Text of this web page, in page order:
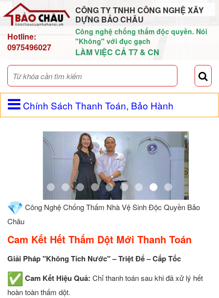
Hotline:
0975496027
CÔNG TY TNHH CÔNG NGHỆ XÂY
DỰNG BẢO CHÂU
Công nghệ chống thấm độc quyền. Nói
"Không" với đục gạch
LÀM VIỆC CẢ T7 & CN
Chính Sách Thanh Toán, Bảo Hành
Công Nghệ Chống Thấm Nhà Vệ Sinh Độc Quyền Bảo
Châu
Cam Kết Hết Thấm Dột Mới Thanh Toán
Giải Pháp "Không Tích Nước" – Triệt Để – Cấp Tốc
Cam Kết Hiệu Quả: Chỉ thanh toán sau khi đã xử lý hết
hoàn toàn thấm dột.